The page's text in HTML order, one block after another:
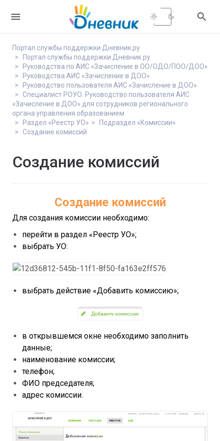
 light_mode dark_mode 
Портал службы поддержки Дневник.ру
Портал службы поддержки Дневник.ру
Руководства по АИС «Зачисление в ОО/ОДО/ПОО/ДОО»
Руководства АИС «Зачисление в ДОО»
Руководство пользователя АИС «Зачисление в ДОО»
Специалист РОУО. Руководство пользователя АИС
«Зачисление в ДОО» для сотрудников регионального
органа управления образованием
Раздел «Реестр УО»
Подраздел «Комиссии»
Создание комиссий
Создание комиссий
Создание комиссий
Для создания комиссии необходимо:
перейти в раздел «Реестр УО»;
выбрать УО:
выбрать действие «Добавить комиссию»;
в открывшемся окне необходимо заполнить
данные;
наименование комиссии;
телефон;
ФИО председателя;
адрес комиссии.